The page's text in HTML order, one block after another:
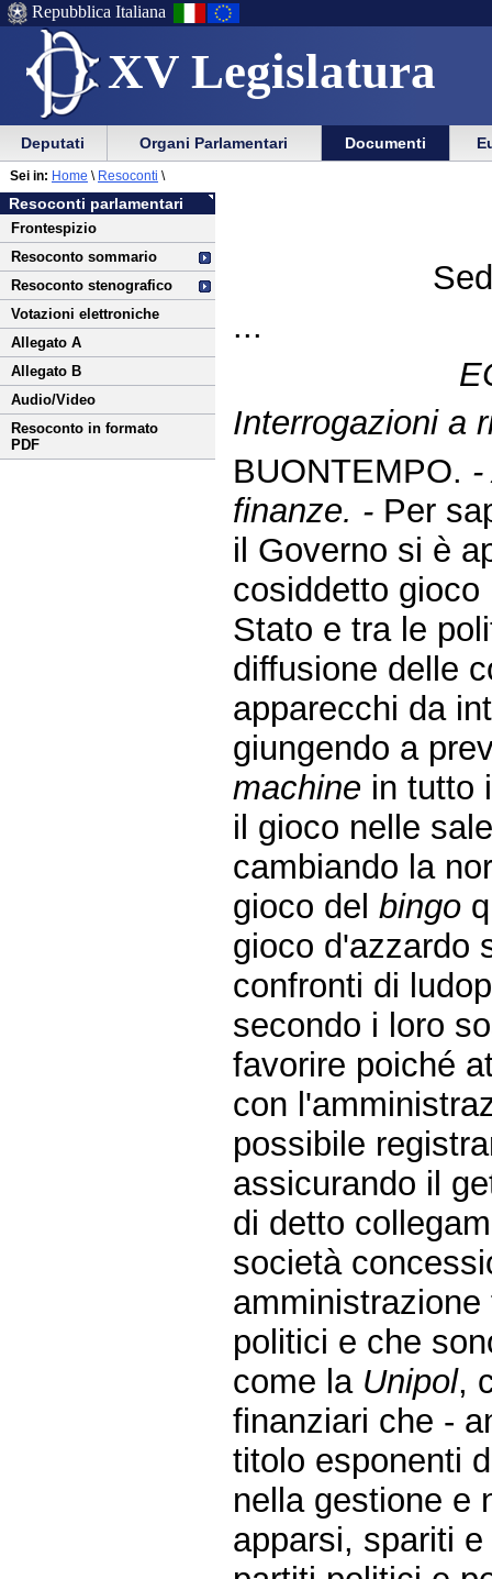
XV Legislatura
Menu
di
ausilio
alla
navigazione
Vai
Menu
di
navigazione
principale
Repubblica Italiana
Menu
di
navigazione
principale
Vai
menu
di
sezione
Deputati Organi Parlamentari Documenti
Vai
al
contenuto
Resoconti parlamentari
Frontespizio
Resoconto sommario
Resoconto stenografico
Votazioni elettroniche
Allegato A
Allegato B
Audio/Video
Resoconto in formato
PDF
Sei in: Home \ Resoconti \
...
Interrogazioni a
BUONTEMPO. -
finanze. - Per
il Governo si è
cosiddetto
Stato e tra le
diffusione delle
apparecchi da
giungendo a
machine in tutto
il gioco nelle
cambiando la
gioco delbingo
gioco d'azzardo
confronti di
secondo i loro
favorire poiché
con
possibile
assicurando il
di detto
società
politici e che
come la Unipol,
finanziari che -
titolo esponenti
nella gestione e
apparsi, spariti